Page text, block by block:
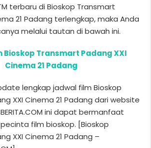
terbaru di Bioskop Transmart
21 Padang terlengkap, maka Anda
melalui tautan di bawah ini.
Bioskop Transmart Padang XXI
Cinema 21 Padang
lengkap jadwal film Bioskop
XXI Cinema 21 Padang dari website
ini dapat bermanfaat
film bioskop. [Bioskop
XXI Cinema 21 Padang –